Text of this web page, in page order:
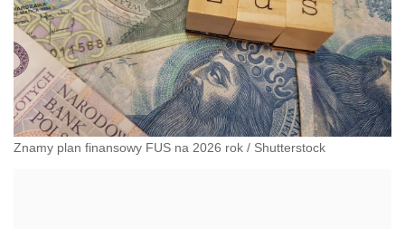
Znamy plan finansowy FUS na 2026 rok / Shutterstock